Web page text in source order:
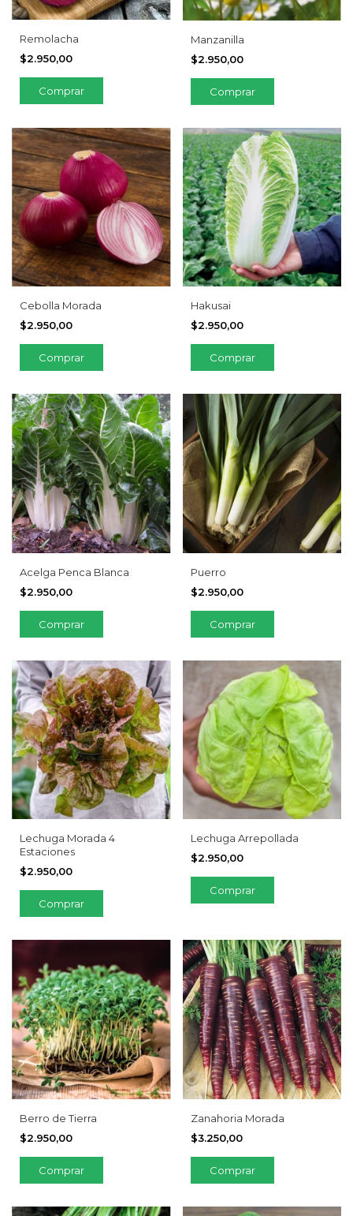
Remolacha
$2.950,00
Comprar
Manzanilla
$2.950,00
Cebolla Morada
$2.950,00
Hakusai
$2.950,00
Acelga Penca Blanca
$2.950,00
Comprar
Puerro
$2.950,00
Lechuga Morada 4
Estaciones
$2.950,00
Lechuga Arrepollada
$2.950,00
Berro de Tierra
$2.950,00
Zanahoria Morada
$3.250,00